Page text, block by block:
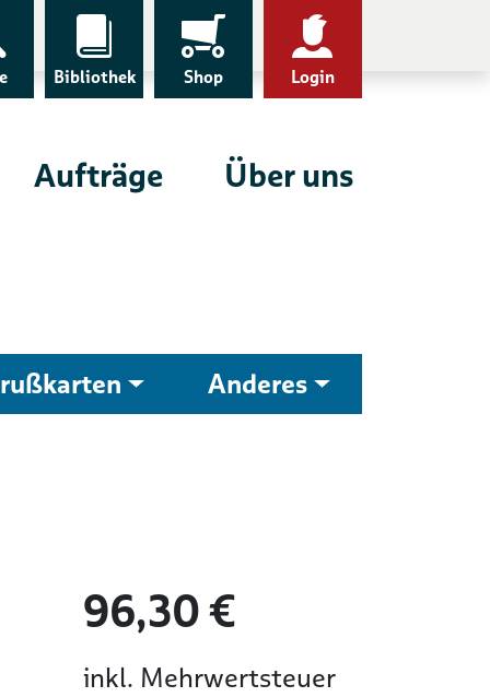
Bibliothek Shop Login
Aufträge Über uns
Anderes
96,30 €
inkl. Mehrwertsteuer